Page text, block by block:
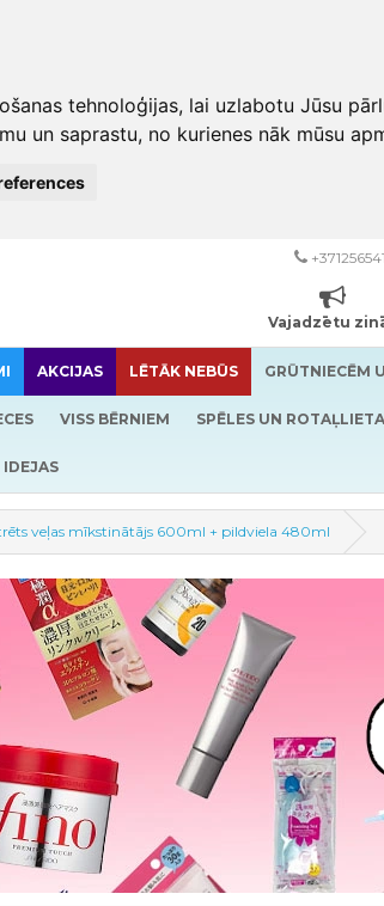
tehnoloģijas, lai uzlabotu Jūsu
un saprastu, no kurienes nāk mūsu
Vajadzētu
AKCIJAS LĒTĀK NEBŪS GRŪTNIECĒM
VISS BĒRNIEM SPĒLES UN
veļas mīkstinātājs 600ml + pildviela 480ml